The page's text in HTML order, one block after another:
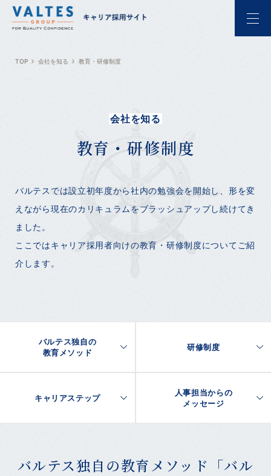
TOP 会社を知る 教育・研修制度
会社を知る
教育・研修制度
バルテスでは設立初年度から社内の勉強会を開始し、形を変
えながら現在のカリキュラムをブラッシュアップし続けてき
ました。
ここではキャリア採用者向けの教育・研修制度についてご紹
介します。
バルテス独自の
教育メソッド
研修制度
キャリアステップ
人事担当からの
メッセージ
バルテス独自の教育メソッド「バル